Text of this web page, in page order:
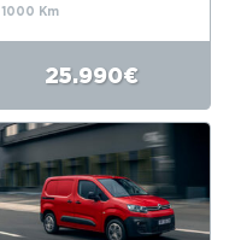
1000 Km
25.990€